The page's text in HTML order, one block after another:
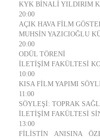
KYK BİNALİ YILDIRIM
20:00
AÇIK HAVA FİLM
MUHSİN YAZICIOĞLU
20:00
ODÜL TÖRENİ
İLETİŞİM FAKÜLTESİ
10:00
KISA FİLM YAPIMI
11:00
SÖYLEŞİ: TOPRAK
İLETİŞİM FAKÜLTESİ
13:00
FİLİSTİN ANISINA